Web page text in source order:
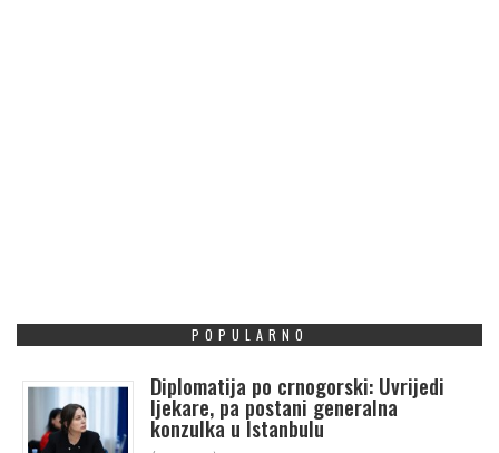
POPULARNO
Diplomatija po crnogorski: Uvrijedi
ljekare, pa postani generalna
konzulka u Istanbulu